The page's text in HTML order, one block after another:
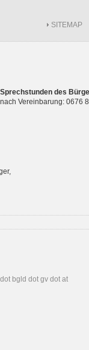
SITEMAP
Sprechstunden des
nach Vereinbarung: 0676
bgld dot gv dot at